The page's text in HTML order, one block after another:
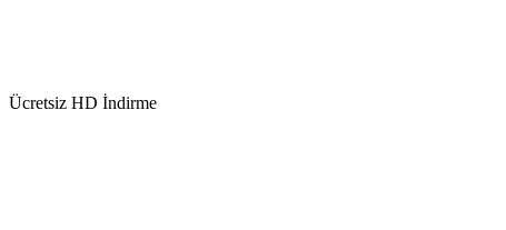
Ücretsiz HD İndirme